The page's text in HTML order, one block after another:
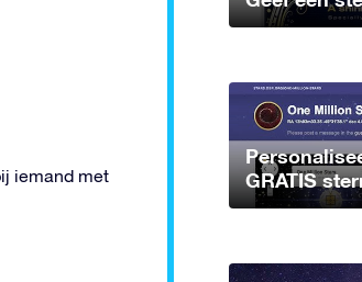
iemand met
GRATIS